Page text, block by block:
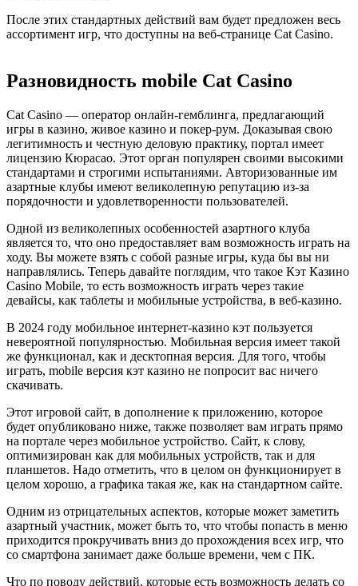
После этих стандартных действий вам будет предложен весь
ассортимент игр, что доступны на веб-странице Cat Casino.
Разновидность mobile Cat Casino
Cat Casino — оператор онлайн-гемблинга, предлагающий
игры в казино, живое казино и покер-рум. Доказывая свою
легитимность и честную деловую практику, портал имеет
лицензию Кюрасао. Этот орган популярен своими высокими
стандартами и строгими испытаниями. Авторизованные им
азартные клубы имеют великолепную репутацию из-за
порядочности и удовлетворенности пользователей.
Одной из великолепных особенностей азартного клуба
является то, что оно предоставляет вам возможность играть на
ходу. Вы можете взять с собой разные игры, куда бы вы ни
направлялись. Теперь давайте поглядим, что такое Кэт Казино
Casino Mobile, то есть возможность играть через такие
девайсы, как таблеты и мобильные устройства, в веб-казино.
В 2024 году мобильное интернет-казино кэт пользуется
невероятной популярностью. Мобильная версия имеет такой
же функционал, как и десктопная версия. Для того, чтобы
играть, mobile версия кэт казино не попросит вас ничего
скачивать.
Этот игровой сайт, в дополнение к приложению, которое
будет опубликовано ниже, также позволяет вам играть прямо
на портале через мобильное устройство. Сайт, к слову,
оптимизирован как для мобильных устройств, так и для
планшетов. Надо отметить, что в целом он функционирует в
целом хорошо, а графика такая же, как на стандартном сайте.
Одним из отрицательных аспектов, которые может заметить
азартный участник, может быть то, что чтобы попасть в меню
приходится прокручивать вниз до прохождения всех игр, что
со смартфона занимает даже больше времени, чем с ПК.
Что по поводу действий, которые есть возможность делать со